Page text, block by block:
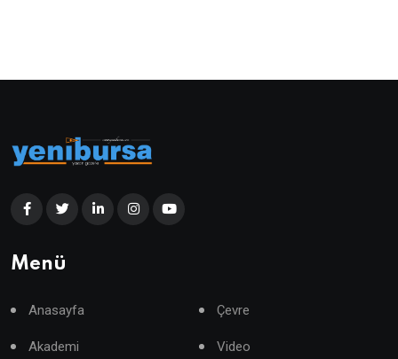
Menü
Anasayfa Çevre
Akademi Video